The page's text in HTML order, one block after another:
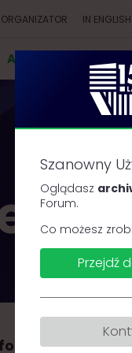
AGENDA
ORGANIZATOR IN ENGLISH
że
Szanowny
Oglądasz
Forum.
Co możesz
Przejdź